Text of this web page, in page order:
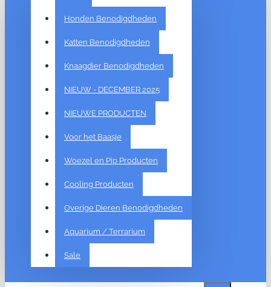
Honden Benodigdheden
Katten Benodigdheden
Knaagdier Benodigdheden
NIEUW - DECEMBER 2025
NIEUWE PRODUCTEN
Voor het Baasje
Woezel en Pip Producten
Cooling Producten
Overige Dieren Benodigdheden
Aquarium / Terrarium
Sale